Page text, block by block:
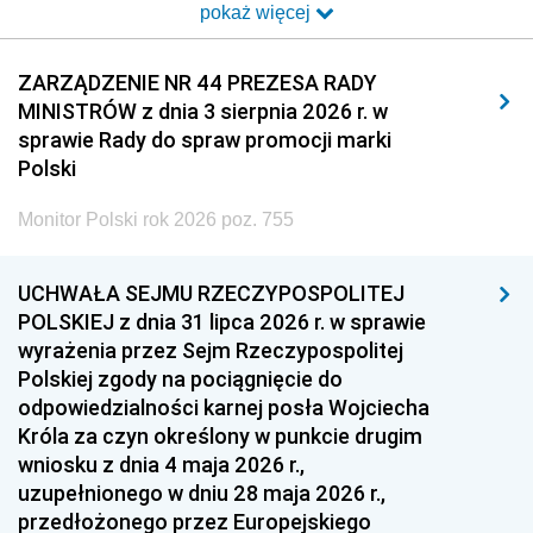
2014 2013 2012
2011 2010 2009
2008 2007 2006
2005
1996 1995 1994
1993 1992 1991
1990 1989
1987 1986 1985
1984 1983
1981 1980 1979
pokaż więcej
ZARZĄDZENIE NR 44 PREZESA RADY
MINISTRÓW z dnia 3 sierpnia 2026 r. w
sprawie Rady do spraw promocji marki
Polski
Monitor Polski rok 2026 poz. 755
UCHWAŁA SEJMU RZECZYPOSPOLITEJ
POLSKIEJ z dnia 31 lipca 2026 r. w sprawie
wyrażenia przez Sejm Rzeczypospolitej
Polskiej zgody na pociągnięcie do
odpowiedzialności karnej posła Wojciecha
Króla za czyn określony w punkcie drugim
wniosku z dnia 4 maja 2026 r.,
uzupełnionego w dniu 28 maja 2026 r.,
przedłożonego przez Europejskiego